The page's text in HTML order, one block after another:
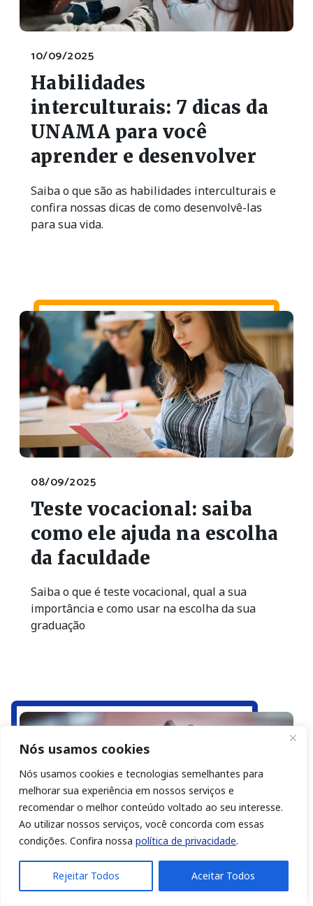
Nós usamos cookies
Nós usamos cookies e tecnologias semelhantes para
melhorar sua experiência em nossos serviços e
recomendar o melhor conteúdo voltado ao seu interesse.
Ao utilizar nossos serviços, você concorda com essas
condições. Confira nossa política de privacidade.
Rejeitar Todos Aceitar Todos
10/09/2025
Habilidades
interculturais: 7 dicas da
UNAMA para você
aprender e desenvolver
Saiba o que são as habilidades interculturais e
confira nossas dicas de como desenvolvê-las
para sua vida.
08/09/2025
Teste vocacional: saiba
como ele ajuda na escolha
da faculdade
Saiba o que é teste vocacional, qual a sua
importância e como usar na escolha da sua
graduação
04/09/2025